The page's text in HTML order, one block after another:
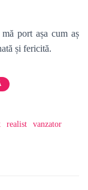
port așa cum aș
și fericită.
realist vanzator